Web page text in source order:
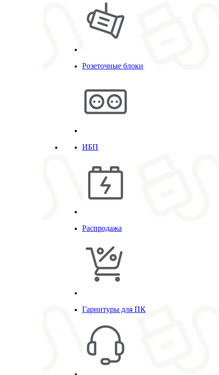
Розеточные блоки
ИБП
Распродажа
Гарнитуры для ПК